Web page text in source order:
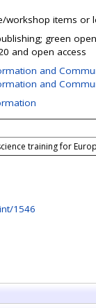
workshop items or
green
and open access
and
and
training for
1546